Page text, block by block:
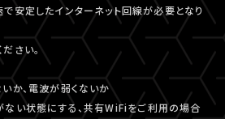
安定したインターネット回線が必要となり
さい。
か、電波が弱くないか
い状態にする、共有WiFiをご利用の場合